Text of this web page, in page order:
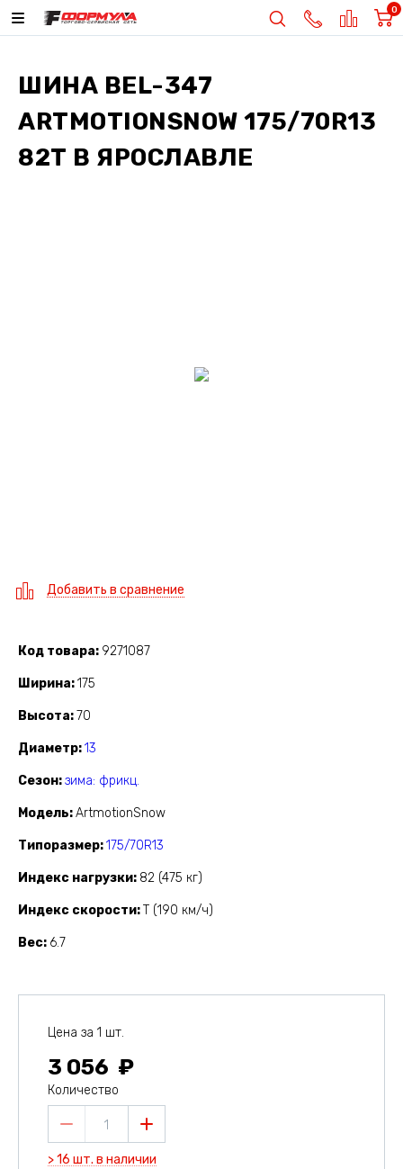
0
ШИНА BEL-347
ARTMOTIONSNOW 175/70R13
82T В ЯРОСЛАВЛЕ
Добавить в сравнение
Код товара 9271087
Ширина 175
Высота 70
Диаметр 13
Сезон зима: фрикц.
Модель ArtmotionSnow
Типоразмер 175/70R13
Индекс нагрузки 82 (475 кг)
Индекс скорости T (190 км/ч)
Вес 6.7
Цена за 1 шт.
3 056
Количество
1
> 16 шт. в наличии